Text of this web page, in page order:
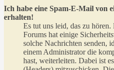
Ich habe eine Spam-E-Mail von
erhalten!
Es tut uns leid, das zu
Forums hat einige
solche Nachrichten senden,
einem Administrator die
hast, weiterleiten. Dabei ist